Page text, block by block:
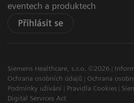
eventech a produktech
Přihlásit se
Siemens Healthcare, s.r.o. ©2026
Ochrana osobních údajů
Ochrana
Podmínky užívání
Pravidla Cookies
Digital Services Act